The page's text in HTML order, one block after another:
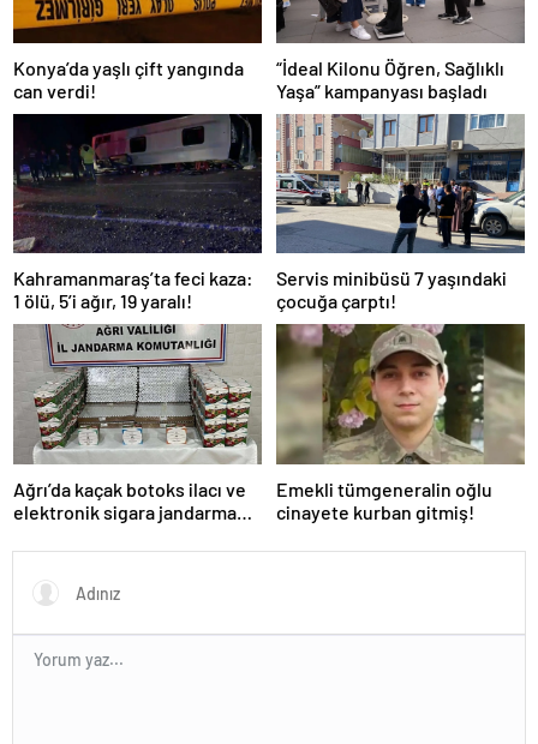
Konya’da yaşlı çift yangında
can verdi!
“İdeal Kilonu Öğren, Sağlıklı
Yaşa” kampanyası başladı
Kahramanmaraş’ta feci kaza:
1 ölü, 5’i ağır, 19 yaralı!
Servis minibüsü 7 yaşındaki
çocuğa çarptı!
Ağrı’da kaçak botoks ilacı ve
elektronik sigara jandarma
Emekli tümgeneralin oğlu
cinayete kurban gitmiş!